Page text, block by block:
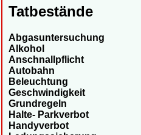
Tatbestände
Abgasuntersuchung
Alkohol
Anschnallpflicht
Autobahn
Beleuchtung
Geschwindigkeit
Grundregeln
Halte- Parkverbot
Handyverbot